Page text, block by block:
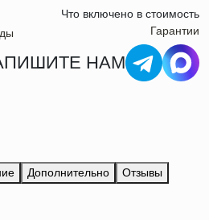
Что включено в стоимость
Гарантии
НАМ
Дополнительно Отзывы